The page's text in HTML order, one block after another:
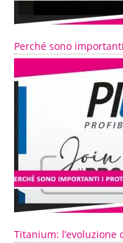
Perché sono
Titanium: l’evoluzione